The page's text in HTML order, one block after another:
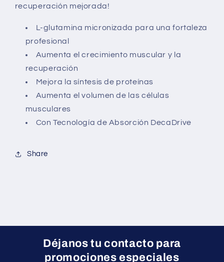
recuperación mejorada!
L-glutamina micronizada para una fortaleza
profesional
Aumenta el crecimiento muscular y la
recuperación
Mejora la síntesis de proteínas
Aumenta el volumen de las células
musculares
Con Tecnología de Absorción DecaDrive
Share
Déjanos tu contacto para
promociones especiales